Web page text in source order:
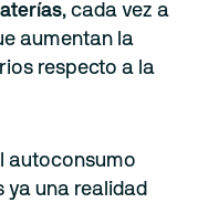
, cada vez a
aumentan la
respecto a la
autoconsumo
una realidad